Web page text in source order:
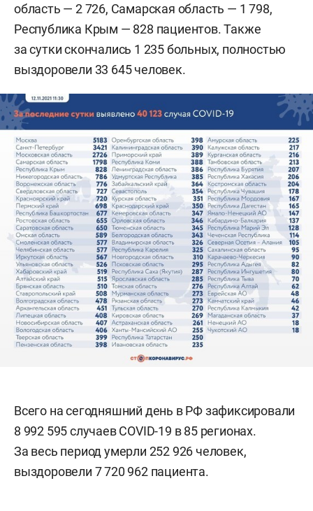
область — 2 726, Самарская область — 1 798,
Республика Крым — 828 пациентов. Также
за сутки скончались 1 235 больных, полностью
выздоровели 33 645 человек.
Всего на сегодняшний день в РФ зафиксировали
8 992 595 случаев COVID-19 в 85 регионах.
За весь период умерли 252 926 человек,
выздоровели 7 720 962 пациента.